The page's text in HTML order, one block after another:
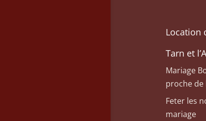
Location
Tarn et
Mariage
proche de
Feter les
mariage